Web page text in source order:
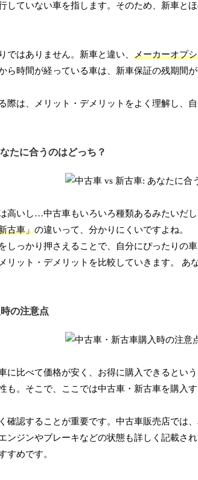
していない車を指します。そのため、新車と
ではありません。新車と違い、 メーカーオプ
ら時間が経っている車は、新車保証の残期間
際は、メリット・デメリットをよく理解し、
たに合うのはどっち？
高いし…中古車もいろいろ種類あるみたいだ
古車」の違いって、分かりにくいですよね。
しっかり押さえることで、自分にぴったりの
リット・デメリットを比較していきます。 あ
の注意点
に比べて価格が安く、お得に購入できるとい
も。そこで、ここでは中古車・新古車を購入
確認することが重要です。中古車販売店では
ンジンやブレーキなどの状態も詳しく記載さ
すめです。